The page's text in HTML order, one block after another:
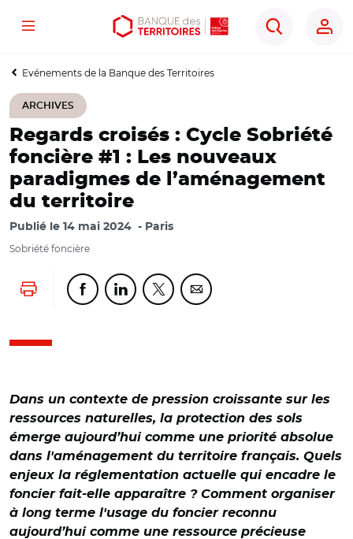
Aller
contenu
Aller
menu
Ouvrir
outils
Menu
Rechercher
Evénements de la Banque des Territoires
ARCHIVES
Regards croisés : Cycle Sobriété
foncière #1 : Les nouveaux
paradigmes de l’aménagement
du territoire
Publié le 14 mai 2024 Paris
Sobriété foncière
Lancer l'impressionPartager cette page sur Facebook
Partager cette page sur Linkedin
Partager cette page sur Twitter
Partager cette page sur
Dans un contexte de pression croissante sur les
ressources naturelles, la protection des sols
émerge aujourd’hui comme une priorité absolue
dans l'aménagement du territoire français. Quels
enjeux la réglementation actuelle qui encadre le
foncier fait-elle apparaître ? Comment organiser
à long terme l'usage du foncier reconnu
aujourd’hui comme une ressource précieuse